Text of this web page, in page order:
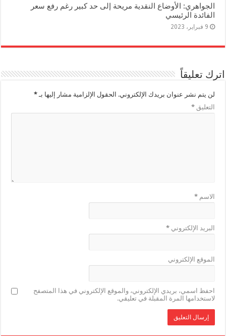
الجواهري: الأوضاع النقدية مريحة إلى حد كبير رغم رفع سعر
الفائدة الرئيسي
9 فبراير، 2023
اترك تعليقاً
لن يتم نشر عنوان بريدك الإلكتروني. الحقول الإلزامية مشار إليها بـ*
التعليق*
الاسم*
البريد الإلكتروني*
الموقع الإلكتروني
احفظ اسمي، بريدي الإلكتروني، والموقع الإلكتروني في هذا المتصفح
لاستخدامها المرة المقبلة في تعليقي.